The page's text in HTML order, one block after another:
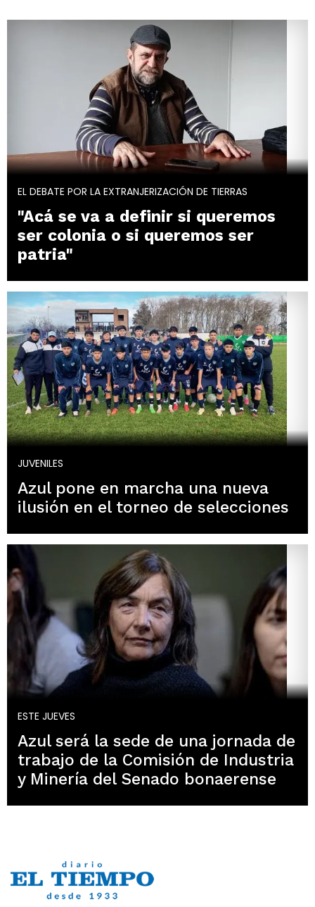
EL DEBATE POR LA EXTRANJERIZACIÓN DE TIERRAS
"Acá se va a definir si queremos
ser colonia o si queremos ser
patria"
JUVENILES
Azul pone en marcha una nueva
ilusión en el torneo de selecciones
ESTE JUEVES
Azul será la sede de una jornada de
trabajo de la Comisión de Industria
y Minería del Senado bonaerense